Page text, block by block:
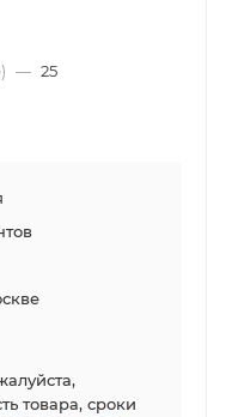
— 25
товара, сроки